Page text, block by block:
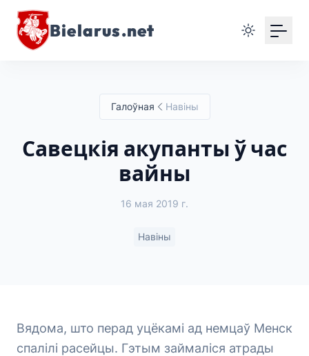
Bielarus.net
Галоўная Навіны
Савецкія акупанты ў час
вайны
16 мая 2019 г.
Навіны
Вядома, што перад уцёкамі ад немцаў Менск
спалілі расейцы. Гэтым займаліся атрады